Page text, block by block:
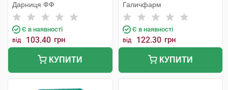
Дарниця ФФ
Є в наявності
від 103.40 грн
КУПИТИ
Галичфарм
Є в наявності
від 122.30 грн
КУПИТИ